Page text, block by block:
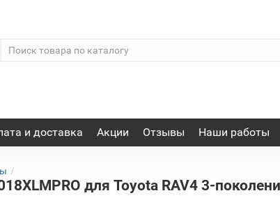
и доставка Акции Отзывы Наши работы
для Toyota RAV4 3-